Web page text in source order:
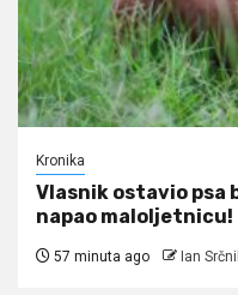
Kronika
Vlasnik ostavio psa
napao maloljetnicu!
57 minuta ago Ian